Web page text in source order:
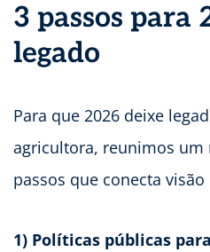
3 passos para
legado
Para que 2026 deixe
agricultora, reunimos
passos que conecta
1) Políticas públicas